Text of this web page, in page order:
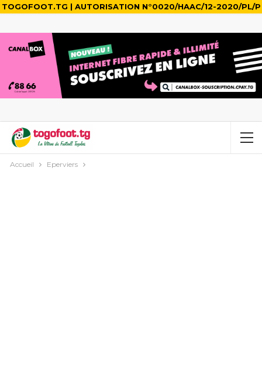
TOGOFOOT.TG | AUTORISATION N°0020/HAAC/12-2020/PL/P
Accueil Eperviers